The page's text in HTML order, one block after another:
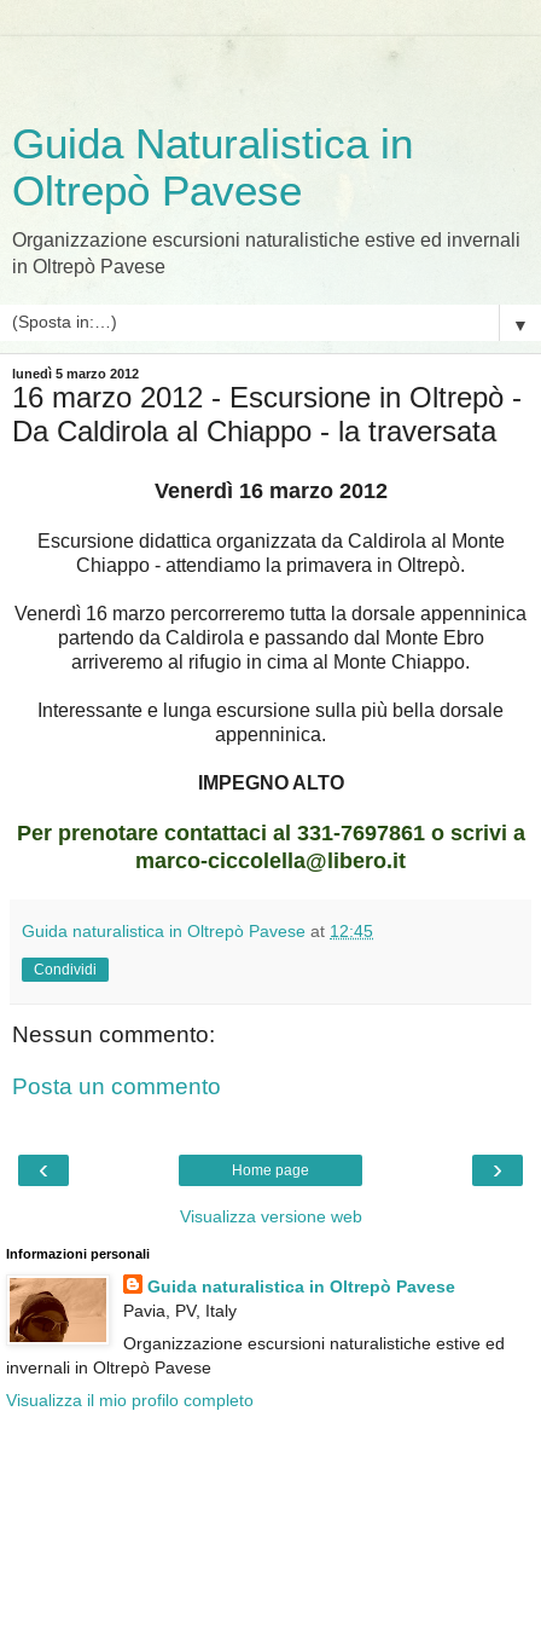
Guida Naturalistica in
Oltrepò Pavese
Organizzazione escursioni naturalistiche estive ed invernali
in Oltrepò Pavese
▼
lunedì 5 marzo 2012
16 marzo 2012 - Escursione in Oltrepò -
Da Caldirola al Chiappo - la traversata
Venerdì 16 marzo 2012
Escursione didattica organizzata da Caldirola al Monte
Chiappo - attendiamo la primavera in Oltrepò.
Venerdì 16 marzo percorreremo tutta la dorsale appenninica
partendo da Caldirola e passando dal Monte Ebro
arriveremo al rifugio in cima al Monte Chiappo.
Interessante e lunga escursione sulla più bella dorsale
appenninica.
IMPEGNO ALTO
Per prenotare contattaci al 331-7697861 o scrivi a
marco-ciccolella@libero.it
Guida naturalistica in Oltrepò Pavese at 12:45
Condividi
Nessun commento:
Posta un commento
‹ ›
Home page
Visualizza versione web
Informazioni personali
Guida naturalistica in Oltrepò Pavese
Pavia, PV, Italy
Organizzazione escursioni naturalistiche estive ed
invernali in Oltrepò Pavese
Visualizza il mio profilo completo